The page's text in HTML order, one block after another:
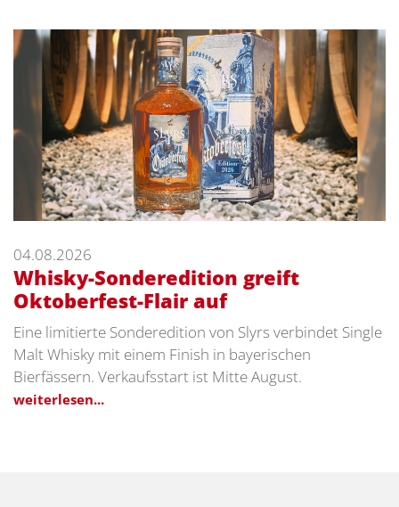
04.08.2026
Whisky-Sonderedition greift
Oktoberfest-Flair auf
Eine limitierte Sonderedition von Slyrs verbindet Single
Malt Whisky mit einem Finish in bayerischen
Bierfässern. Verkaufsstart ist Mitte August.
weiterlesen...